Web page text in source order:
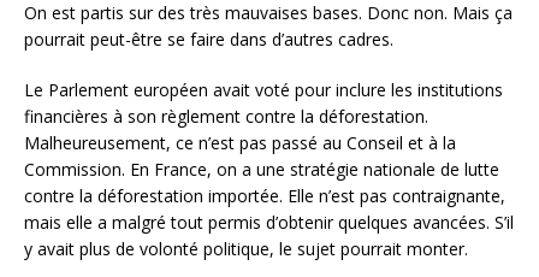
On est partis sur des très mauvaises bases. Donc non. Mais ça
pourrait peut-être se faire dans d’autres cadres.
Le Parlement européen avait voté pour inclure les institutions
financières à son règlement contre la déforestation.
Malheureusement, ce n’est pas passé au Conseil et à la
Commission. En France, on a une stratégie nationale de lutte
contre la déforestation importée. Elle n’est pas contraignante,
mais elle a malgré tout permis d’obtenir quelques avancées. S’il
y avait plus de volonté politique, le sujet pourrait monter.